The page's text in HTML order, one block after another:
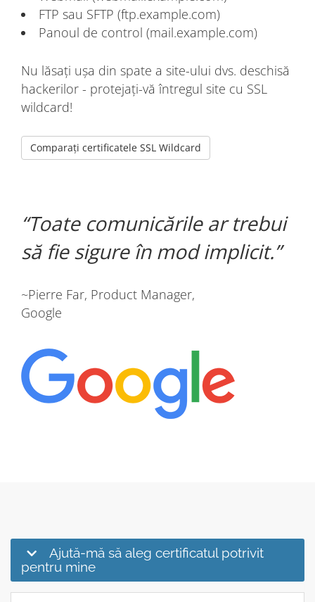
FTP sau SFTP (ftp.example.com)
Panoul de control (mail.example.com)
Nu lăsați ușa din spate a site-ului dvs. deschisă
hackerilor - protejați-vă întregul site cu SSL
wildcard!
Comparați certificatele SSL Wildcard
Toate comunicările ar trebui
să fie sigure în mod implicit.
~Pierre Far, Product Manager,
Google
Ajută-mă să aleg certificatul potrivit
pentru mine